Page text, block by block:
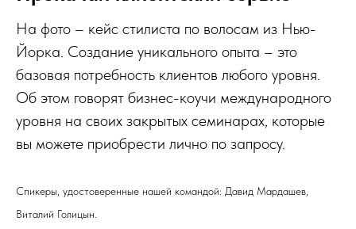
На фото – кейс стилиста по волосам из Нью-
Йорка. Создание уникального опыта – это
базовая потребность клиентов любого уровня.
Об этом говорят бизнес-коучи международного
уровня на своих закрытых семинарах, которые
вы можете приобрести лично по запросу.
Спикеры, удостоверенные нашей командой: Давид Мардашев,
Виталий Голицын.